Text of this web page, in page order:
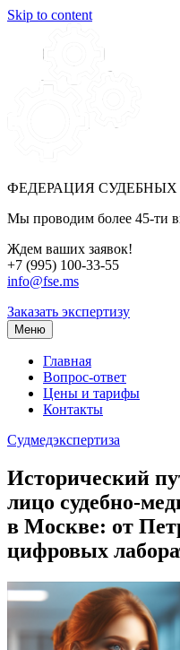
Skip to content
ФЕДЕРАЦИЯ СУДЕБНЫХ
Мы проводим более 45-ти
Ждем ваших заявок!
+7 (995) 100-33-55
info@fse.ms
Заказать экспертизу
Меню
Главная
Вопрос-ответ
Цены и тарифы
Контакты
Судмедэкспертиза
Исторический
лицо судебно-
в Москве: от
цифровых